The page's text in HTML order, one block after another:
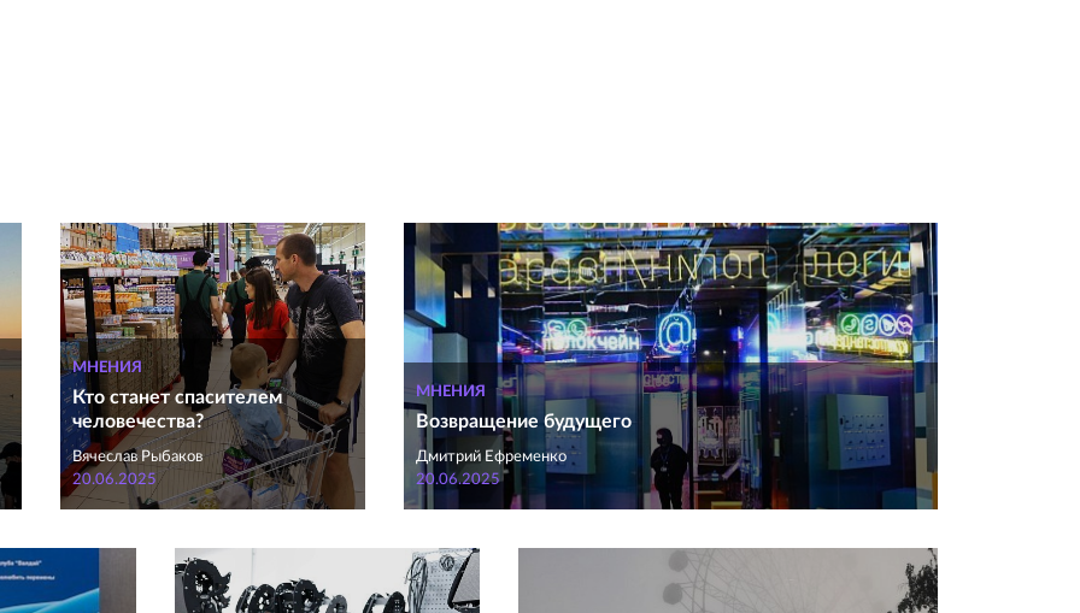
МНЕНИЯ
Кто станет спасителем
человечества?
Вячеслав Рыбаков
20.06.2025
МНЕНИЯ
Возвращение будущего
Дмитрий Ефременко
20.06.2025